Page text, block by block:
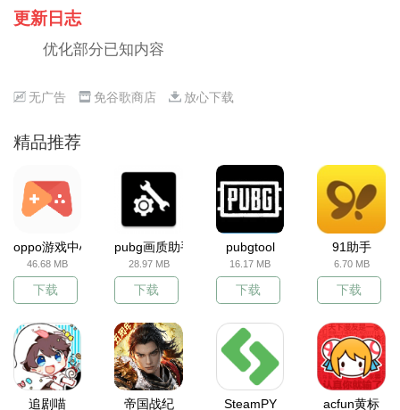
更新日志
优化部分已知内容
无广告 免谷歌商店 放心下载
精品推荐
oppo游戏中心
46.68 MB
下载
pubg画质助手
28.97 MB
下载
pubgtool
16.17 MB
下载
91助手
6.70 MB
下载
追剧喵 帝国战纪 SteamPY acfun黄标